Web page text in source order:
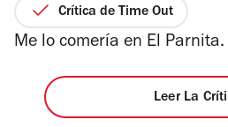
2
4
Crítica de Time Out
Me lo comería en El Parnita.
Leer La